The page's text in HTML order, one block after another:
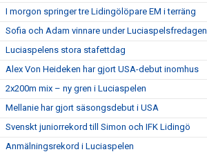
I morgon springer tre Lidingölöpare EM i terräng
Sofia och Adam vinnare under Luciaspelsfredagen
Luciaspelens stora stafettdag
Alex Von Heideken har gjort USA-debut inomhus
2x200m mix – ny gren i Luciaspelen
Mellanie har gjort säsongsdebut i USA
Svenskt juniorrekord till Simon och IFK Lidingö
Anmälningsrekord i Luciaspelen